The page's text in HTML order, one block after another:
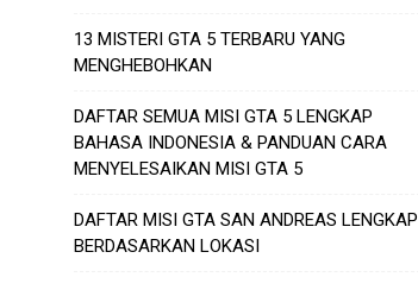
13 MISTERI GTA 5 TERBARU YANG
MENGHEBOHKAN
DAFTAR SEMUA MISI GTA 5 LENGKAP
BAHASA INDONESIA & PANDUAN CARA
MENYELESAIKAN MISI GTA 5
DAFTAR MISI GTA SAN ANDREAS LENGKAP
BERDASARKAN LOKASI